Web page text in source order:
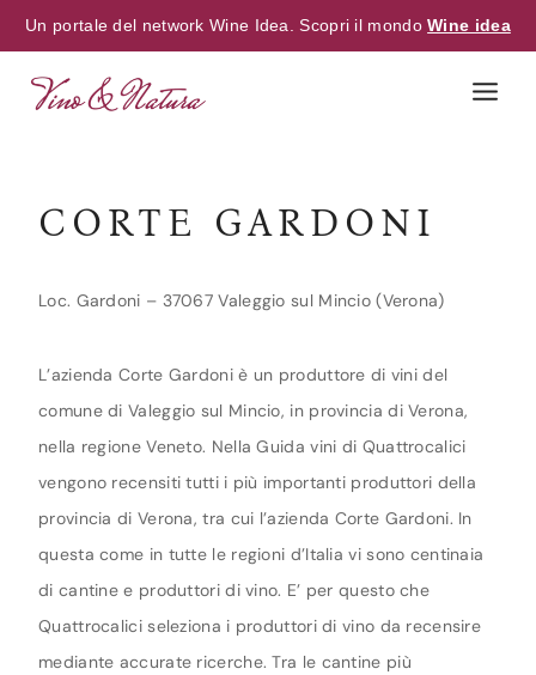
Un portale del network Wine Idea. Scopri il mondoWine idea
CORTE GARDONI
Loc. Gardoni – 37067 Valeggio sul Mincio (Verona)
L’azienda Corte Gardoni è un produttore di vini del
comune di Valeggio sul Mincio, in provincia di Verona,
nella regione Veneto. Nella Guida vini di Quattrocalici
vengono recensiti tutti i più importanti produttori della
provincia di Verona, tra cui l’azienda Corte Gardoni. In
questa come in tutte le regioni d’Italia vi sono centinaia
di cantine e produttori di vino. E’ per questo che
Quattrocalici seleziona i produttori di vino da recensire
mediante accurate ricerche. Tra le cantine più